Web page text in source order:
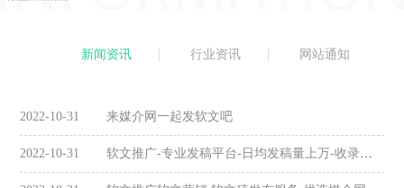
新闻资讯 行业资讯 网站通知
2022-10-31 来媒介网一起发软文吧
2022-10-31 软文推广-专业发稿平台-日均发稿量上万-收录高-价格低